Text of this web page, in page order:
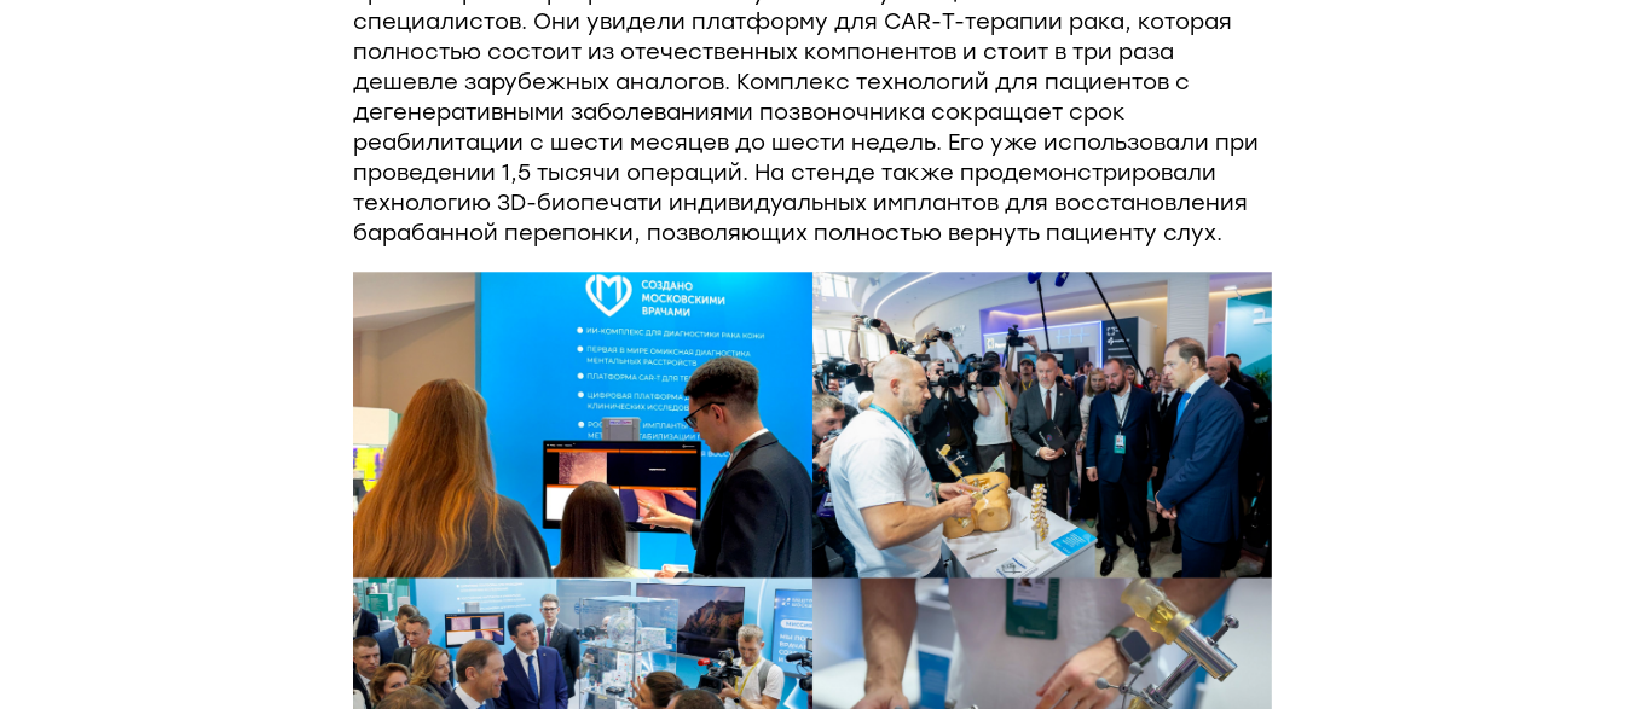
специалистов. Они увидели платформу для CAR-T-терапии рака, которая
полностью состоит из отечественных компонентов и стоит в три раза
дешевле зарубежных аналогов. Комплекс технологий для пациентов с
дегенеративными заболеваниями позвоночника сокращает срок
реабилитации с шести месяцев до шести недель. Его уже использовали при
проведении 1,5 тысячи операций. На стенде также продемонстрировали
технологию 3D-биопечати индивидуальных имплантов для восстановления
барабанной перепонки, позволяющих полностью вернуть пациенту слух.